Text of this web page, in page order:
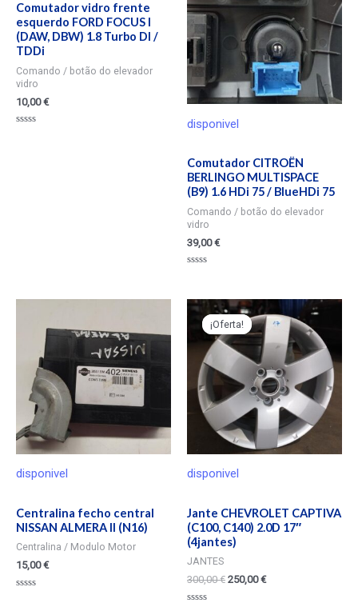
Comutador vidro frente
esquerdo FORD FOCUS I
(DAW, DBW) 1.8 Turbo DI /
TDDi
Comando / botão do elevador
vidro
10,00€
disponivel
Comutador CITROËN
BERLINGO MULTISPACE
(B9) 1.6 HDi 75 / BlueHDi 75
Comando / botão do elevador
vidro
39,00€
de
disponivel
Centralina fecho central
NISSAN ALMERA II (N16)
Centralina / Modulo Motor
15,00€
¡Oferta!
disponivel
¡Oferta!
Jante CHEVROLET CAPTIVA
(C100, C140) 2.0D 17″
(4jantes)
JANTES
300,00€ 250,00€